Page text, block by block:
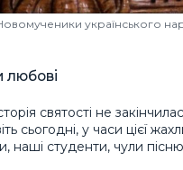
українського
любові
святості не
сьогодні, у часи цієї
наші студенти, чули